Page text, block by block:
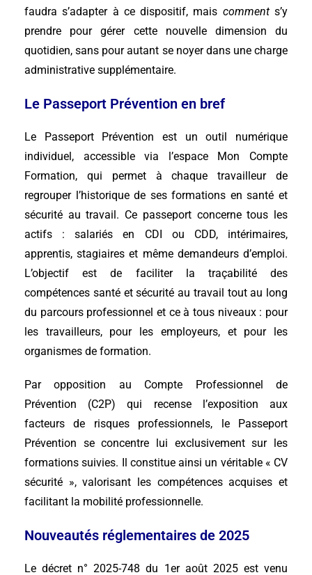
faudra s’adapter à ce dispositif, mais comments’y
prendre pour gérer cette nouvelle dimension du
quotidien, sans pour autant se noyer dans une charge
administrative supplémentaire.
Le Passeport Prévention en bref
Le Passeport Prévention est un outil numérique
individuel, accessible via l’espace Mon Compte
Formation, qui permet à chaque travailleur de
regrouper l’historique de ses formations en santé et
sécurité au travail. Ce passeport concerne tous les
actifs : salariés en CDI ou CDD, intérimaires,
apprentis, stagiaires et même demandeurs d’emploi.
L’objectif est de faciliter la traçabilité des
compétences santé et sécurité au travail tout au long
du parcours professionnel et ce à tous niveaux : pour
les travailleurs, pour les employeurs, et pour les
organismes de formation.
Par opposition au Compte Professionnel de
Prévention (C2P) qui recense l’exposition aux
facteurs de risques professionnels, le Passeport
Prévention se concentre lui exclusivement sur les
formations suivies. Il constitue ainsi un véritable « CV
sécurité », valorisant les compétences acquises et
facilitant la mobilité professionnelle.
Nouveautés réglementaires de 2025
Le décret n° 2025-748 du 1er août 2025 est venu